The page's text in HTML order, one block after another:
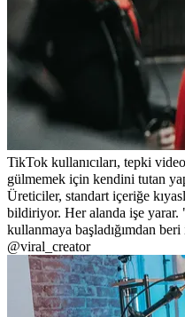
TikTok kullanıcıları, tepki
gülmemek için kendini tutan
Üreticiler, standart içeriğe
bildiriyor. Her alanda işe yarar.
kullanmaya başladığımdan
@viral_creator